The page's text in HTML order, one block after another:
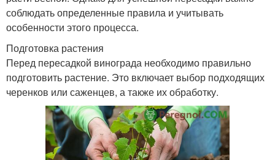
соблюдать определенные правила и учитывать
особенности этого процесса.
Подготовка растения
Перед пересадкой винограда необходимо правильно
подготовить растение. Это включает выбор подходящих
черенков или саженцев, а также их обработку.